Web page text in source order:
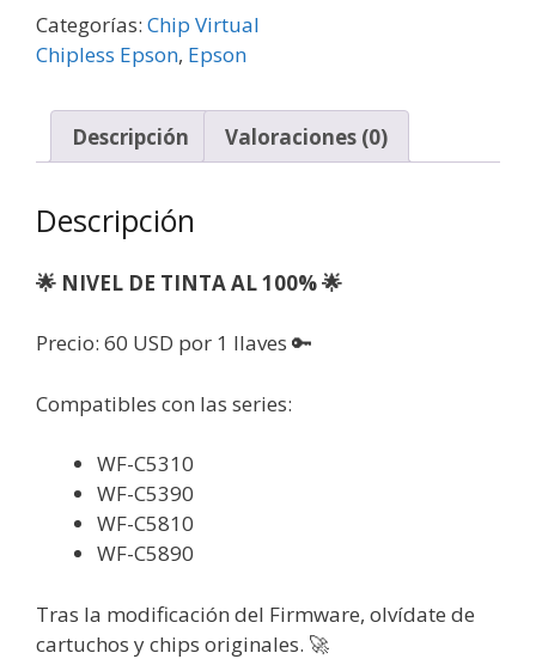
Categorías: Chip Virtual
Chipless Epson, Epson
Descripción Valoraciones (0)
Descripción
🌟 NIVEL DE TINTA AL 100% 🌟
Precio: 60 USD por 1 llaves 🔑
Compatibles con las series:
WF-C5310
WF-C5390
WF-C5810
WF-C5890
Tras la modificación del Firmware, olvídate de
cartuchos y chips originales. 🚀